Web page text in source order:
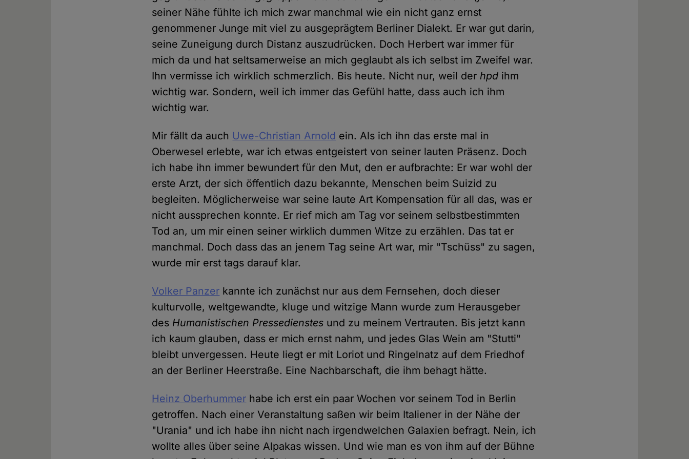
seiner Nähe fühlte ich mich zwar manchmal wie ein nicht ganz ernst
genommener Junge mit viel zu ausgeprägtem Berliner Dialekt. Er war gut darin,
seine Zuneigung durch Distanz auszudrücken. Doch Herbert war immer für
mich da und hat seltsamerweise an mich geglaubt als ich selbst im Zweifel war.
Ihn vermisse ich wirklich schmerzlich. Bis heute. Nicht nur, weil derhpd ihm
wichtig war. Sondern, weil ich immer das Gefühl hatte, dass auch ich ihm
wichtig war.
Mir fällt da auch Uwe-Christian Arnold ein. Als ich ihn das erste mal in
Oberwesel erlebte, war ich etwas entgeistert von seiner lauten Präsenz. Doch
ich habe ihn immer bewundert für den Mut, den er aufbrachte: Er war wohl der
erste Arzt, der sich öffentlich dazu bekannte, Menschen beim Suizid zu
begleiten. Möglicherweise war seine laute Art Kompensation für all das, was er
nicht aussprechen konnte. Er rief mich am Tag vor seinem selbstbestimmten
Tod an, um mir einen seiner wirklich dummen Witze zu erzählen. Das tat er
manchmal. Doch dass das an jenem Tag seine Art war, mir "Tschüss" zu sagen,
wurde mir erst tags darauf klar.
Volker Panzer kannte ich zunächst nur aus dem Fernsehen, doch dieser
kulturvolle, weltgewandte, kluge und witzige Mann wurde zum Herausgeber
des Humanistischen Pressedienstes und zu meinem Vertrauten. Bis jetzt kann
ich kaum glauben, dass er mich ernst nahm, und jedes Glas Wein am "Stutti"
bleibt unvergessen. Heute liegt er mit Loriot und Ringelnatz auf dem Friedhof
an der Berliner Heerstraße. Eine Nachbarschaft, die ihm behagt hätte.
Heinz Oberhummer habe ich erst ein paar Wochen vor seinem Tod in Berlin
getroffen. Nach einer Veranstaltung saßen wir beim Italiener in der Nähe der
"Urania" und ich habe ihn nicht nach irgendwelchen Galaxien befragt. Nein, ich
wollte alles über seine Alpakas wissen. Und wie man es von ihm auf der Bühne